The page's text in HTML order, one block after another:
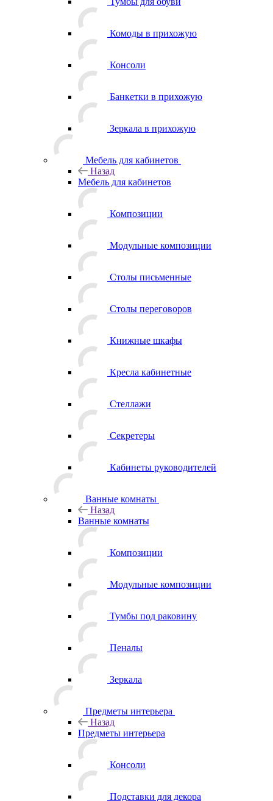
Комоды в прихожую
Консоли
Банкетки в прихожую
Зеркала в прихожую
Мебель для кабинетов
Назад
Мебель для кабинетов
Композиции
Модульные композиции
Столы письменные
Столы переговоров
Книжные шкафы
Кресла кабинетные
Стеллажи
Секретеры
Кабинеты руководителей
Ванные комнаты
Назад
Ванные комнаты
Композиции
Модульные композиции
Тумбы под раковину
Пеналы
Зеркала
Предметы интерьера
Назад
Предметы интерьера
Консоли
Подставки для декора